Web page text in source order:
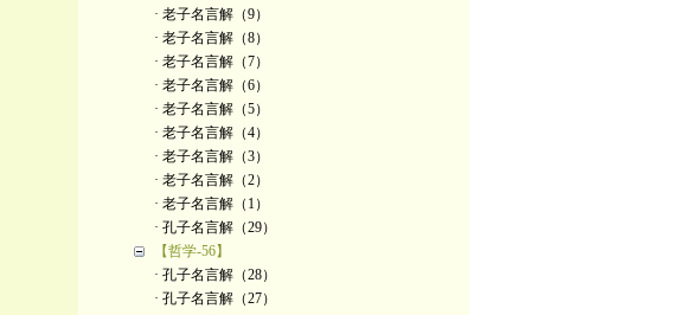
· 老子名言解（9）
· 老子名言解（8）
· 老子名言解（7）
· 老子名言解（6）
· 老子名言解（5）
· 老子名言解（4）
· 老子名言解（3）
· 老子名言解（2）
· 老子名言解（1）
· 孔子名言解（29）
【哲学-56】
· 孔子名言解（28）
· 孔子名言解（27）